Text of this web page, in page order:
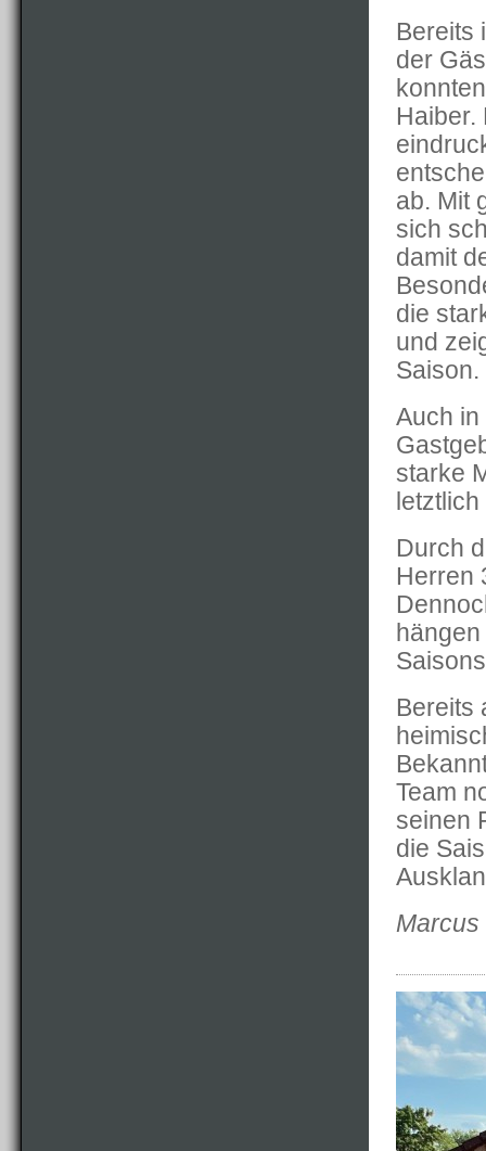
Bereits
der
Haiber.
ab. Mit
sich
damit
die
und
Saison.
Auch
starke
Durch
Herren
Bereits
Team
seinen
die